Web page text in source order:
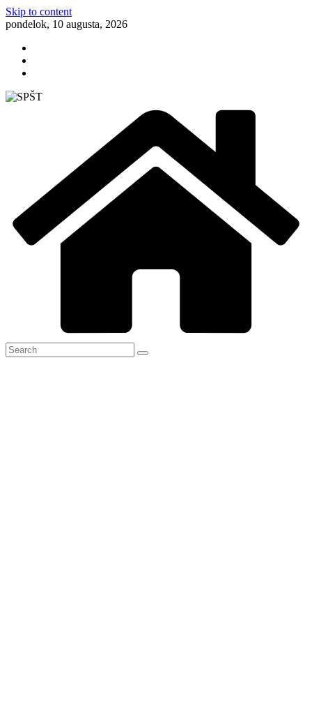
Skip to content
pondelok, 10 augusta, 2026